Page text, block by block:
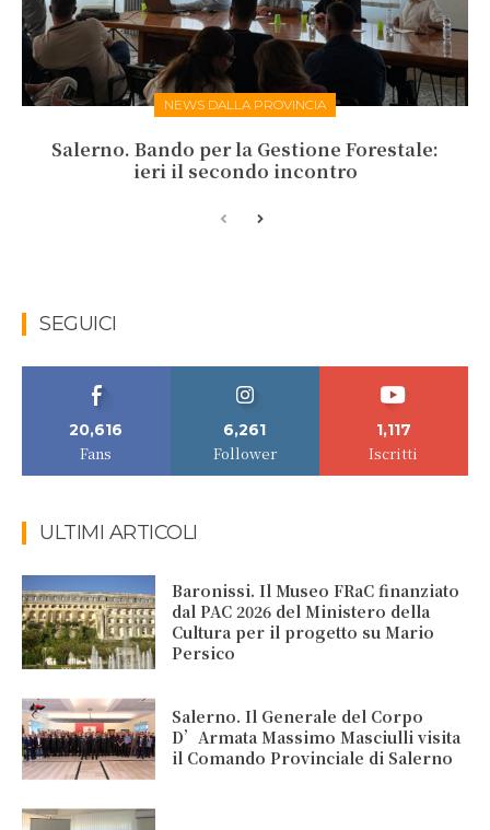
NEWS DALLA PROVINCIA
Salerno. Bando per la Gestione Forestale:
ieri il secondo incontro
SEGUICI
20,616
Fans
6,261
Follower
1,117
Iscritti
ULTIMI ARTICOLI
Baronissi. Il Museo FRaC finanziato
dal PAC 2026 del Ministero della
Cultura per il progetto su Mario
Persico
Salerno. Il Generale del Corpo
D’Armata Massimo Masciulli visita
il Comando Provinciale di Salerno